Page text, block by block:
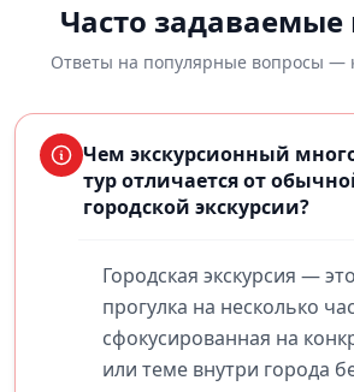
Часто задаваемые
Ответы на популярные вопросы —
Чем экскурсионный
тур отличается от
городской экскурсии?
Городская экскурсия —
прогулка на несколько
сфокусированная на
или теме внутри города